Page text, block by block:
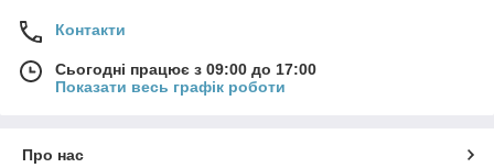
Контакти
Сьогодні працює з 09:00 до 17:00
Показати весь графік роботи
Про нас